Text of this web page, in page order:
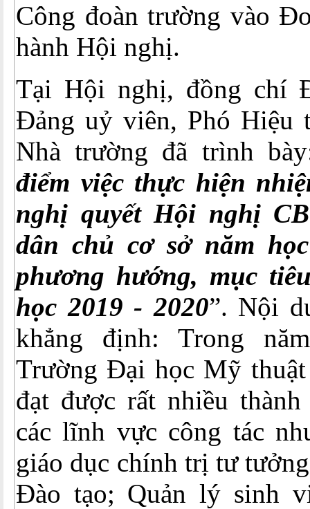
Công đoàn trường vào
hành Hội nghị.
Tại Hội nghị, đồng chí
Đảng uỷ viên, Phó Hiệu
Nhà trường đã trình
điểm việc thực hiện
nghị quyết Hội nghị
dân chủ cơ sở năm
phương hướng, mục
học 2019 - 2020”. Nội
khẳng định: Trong
Trường Đại học Mỹ
đạt được rất nhiều
các lĩnh vực công tác
giáo dục chính trị tư
Đào tạo; Quản lý sinh